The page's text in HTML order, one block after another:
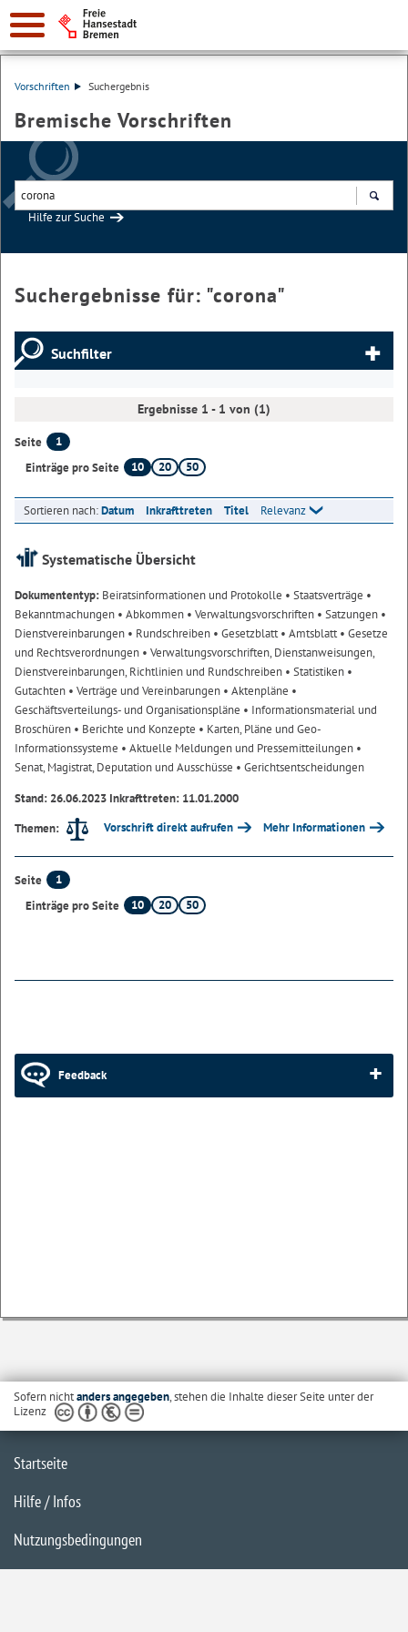
Vorschriften Suchergebnis
Bremische Vorschriften
Hilfe zur Suche
Suchergebnisse für: "corona"
Suchfilter
Ergebnisse 1 - 1 von (1)
Seite
1
Einträge pro Seite
10 20 50
Sortieren nach:Datum Inkrafttreten Titel Relevanz
Systematische Übersicht
Dokumententyp: Beiratsinformationen und Protokolle • Staatsverträge •
Bekanntmachungen • Abkommen • Verwaltungsvorschriften • Satzungen •
Dienstvereinbarungen • Rundschreiben • Gesetzblatt• Amtsblatt• Gesetze
und Rechtsverordnungen • Verwaltungsvorschriften, Dienstanweisungen,
Dienstvereinbarungen, Richtlinien und Rundschreiben • Statistiken •
Gutachten • Verträge und Vereinbarungen • Aktenpläne •
Geschäftsverteilungs- und Organisationspläne • Informationsmaterial und
Broschüren • Berichte und Konzepte • Karten, Pläne und Geo-
Informationssysteme • Aktuelle Meldungen und Pressemitteilungen •
Senat, Magistrat, Deputation und Ausschüsse • Gerichtsentscheidungen
Stand: 26.06.2023 Inkrafttreten: 11.01.2000
Themen:
Vorschrift direkt aufrufen Mehr Informationen
Seite
1
Einträge pro Seite
10 20 50
Feedback
Sofern nichtanders angegeben, stehen die Inhalte dieser Seite unter der
Lizenz
Startseite
Hilfe / Infos
Nutzungsbedingungen